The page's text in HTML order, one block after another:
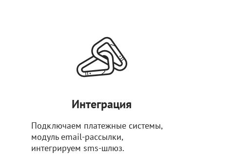
Интеграция
Подключаем платежные системы,
модуль email-рассылки,
интегрируем sms-шлюз.